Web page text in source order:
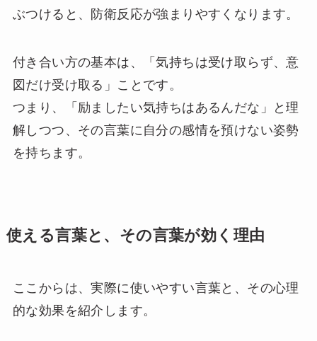
ぶつけると、防衛反応が強まりやすくなります。
付き合い方の基本は、「気持ちは受け取らず、意
図だけ受け取る」ことです。
つまり、「励ましたい気持ちはあるんだな」と理
解しつつ、その言葉に自分の感情を預けない姿勢
を持ちます。
使える言葉と、その言葉が効く理由
ここからは、実際に使いやすい言葉と、その心理
的な効果を紹介します。